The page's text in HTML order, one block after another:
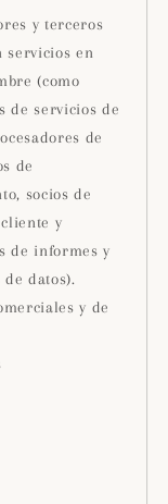
y terceros
servicios en
(como
de servicios de
de
de
socios de
y
de informes y
datos).
y de